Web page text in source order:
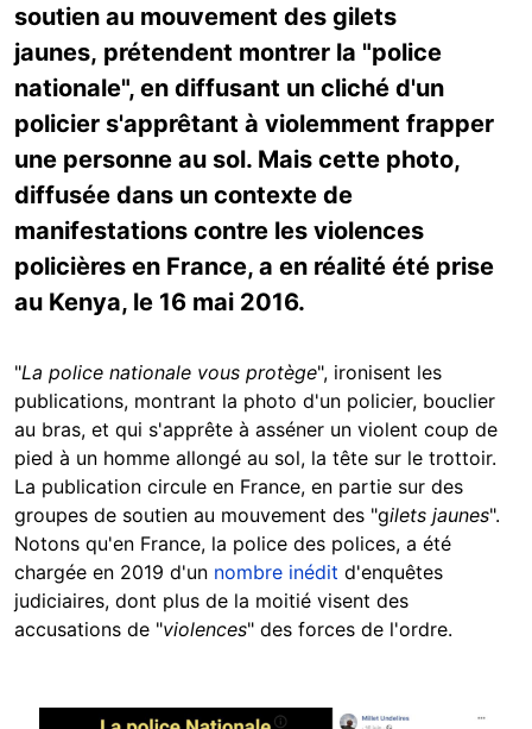
soutien au mouvement des gilets
jaunes, prétendent montrer la "police
nationale", en diffusant un cliché d'un
policier s'apprêtant à violemment frapper
une personne au sol. Mais cette photo,
diffusée dans un contexte de
manifestations contre les violences
policières en France, a en réalité été prise
au Kenya, le 16 mai 2016.
"La police nationale vous protège", ironisent les
publications, montrant la photo d'un policier, bouclier
au bras, et qui s'apprête à asséner un violent coup de
pied à un homme allongé au sol, la tête sur le trottoir.
La publication circule en France, en partie sur des
groupes de soutien au mouvement des "gilets jaunes".
Notons qu'en France, la police des polices, a été
chargée en 2019 d'un nombre inédit d'enquêtes
judiciaires, dont plus de la moitié visent des
accusations de "violences" des forces de l'ordre.